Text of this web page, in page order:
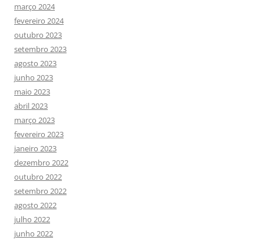
março 2024
fevereiro 2024
outubro 2023
setembro 2023
agosto 2023
junho 2023
maio 2023
abril 2023
março 2023
fevereiro 2023
janeiro 2023
dezembro 2022
outubro 2022
setembro 2022
agosto 2022
julho 2022
junho 2022